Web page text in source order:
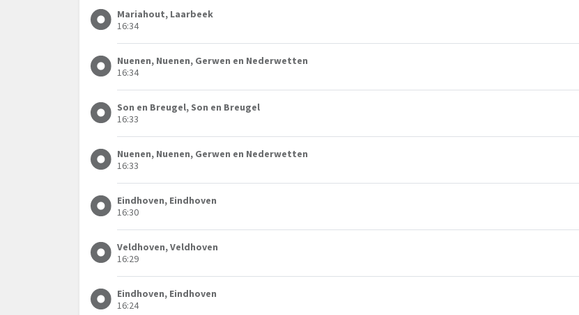
Mariahout, Laarbeek
16:34
Nuenen, Nuenen, Gerwen en Nederwetten
16:34
Son en Breugel, Son en Breugel
16:33
Nuenen, Nuenen, Gerwen en Nederwetten
16:33
Eindhoven, Eindhoven
16:30
Veldhoven, Veldhoven
16:29
Eindhoven, Eindhoven
16:24